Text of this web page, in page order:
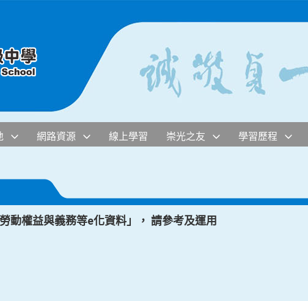
網路資源 線上學習 崇光之友 學習歷程
動權益與義務等e化資料」， 請參考及運用